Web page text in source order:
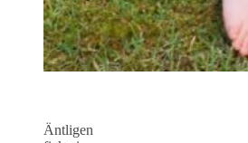
Äntligen